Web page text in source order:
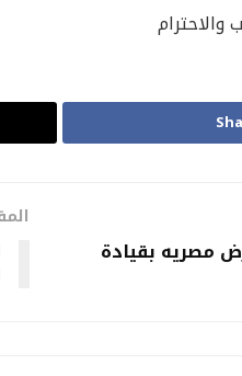
والاحترام
مصريه بقيادة